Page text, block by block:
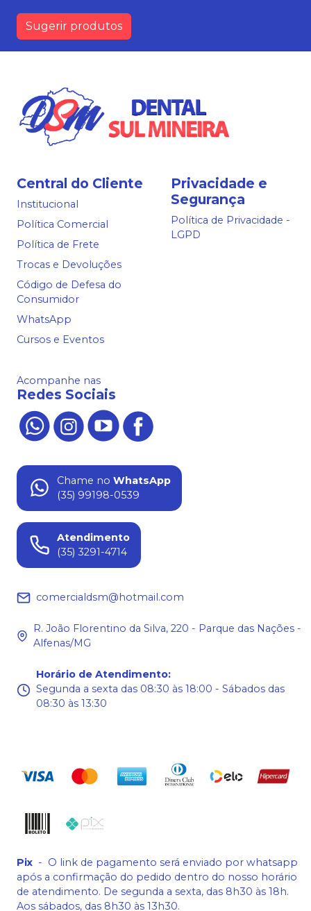
Sugerir produtos
Central do Cliente
Institucional
Política Comercial
Política de Frete
Trocas e Devoluções
Código de Defesa do
Consumidor
WhatsApp
Cursos e Eventos
Privacidade e
Segurança
Política de Privacidade -
LGPD
Acompanhe nas
Redes Sociais
Chame no WhatsApp
(35) 99198-0539
Atendimento
(35) 3291-4714
comercialdsm@hotmail.com
R. João Florentino da Silva, 220 - Parque das Nações -
Alfenas/MG
Horário de Atendimento:
Segunda a sexta das 08:30 às 18:00 - Sábados das
08:30 às 13:30
Pix - O link de pagamento será enviado por whatsapp
após a confirmação do pedido dentro do nosso horário
de atendimento. De segunda a sexta, das 8h30 às 18h.
Aos sábados, das 8h30 às 13h30.